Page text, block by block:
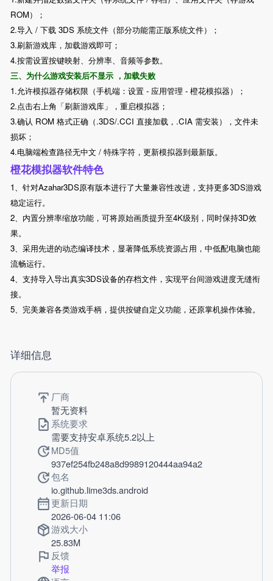
ROM）；
2.导入 / 下载 3DS 系统文件（部分功能需正版系统文件）；
3.刷新游戏库，加载游戏即可；
4.按需设置按键映射、分辨率、音频等参数。
三、为什么游戏安装后不显示 ，加载失败
1.允许模拟器存储权限（手机端：设置 - 应用管理 - 橙花模拟器）；
2.点击右上角「刷新游戏库」，重启模拟器；
3.确认 ROM 格式正确（.3DS/.CCI 直接加载，.CIA 需安装），文件未
损坏；
4.电脑端检查路径无中文 / 特殊字符，更新模拟器到最新版。
橙花模拟器软件特色
1、针对Azahar3DS原有版本进行了大量兼容性改进，支持更多3DS游戏
稳定运行。
2、内置分辨率缩放功能，可将原始画质提升至4K级别，同时保持3D效
果。
3、采用先进的动态编译技术，显著降低系统资源占用，中低配电脑也能
流畅运行。
4、支持导入导出真实3DS设备的存档文件，实现平台间游戏进度无缝衔
接。
5、完美兼容各类游戏手柄，提供按键自定义功能，还原掌机操作体验。
详细信息
厂商
暂无资料
系统要求
需要支持安卓系统5.2以上
MD5值
937ef254fb248a8d9989120444aa94a2
包名
io.github.lime3ds.android
更新日期
2026-06-04 11:06
游戏大小
25.83M
反馈
举报